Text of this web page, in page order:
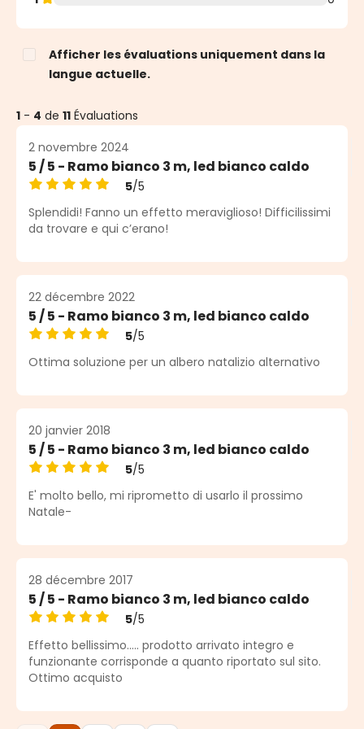
Afficher les évaluations uniquement dans la
langue actuelle.
1 - 4 de 11 Évaluations
2 novembre 2024
5 / 5 - Ramo bianco 3 m, led bianco caldo
Note moyenne de 5 sur 5 étoiles
5/5
Splendidi! Fanno un effetto meraviglioso! Difficilissimi
da trovare e qui c’erano!
22 décembre 2022
5 / 5 - Ramo bianco 3 m, led bianco caldo
Note moyenne de 5 sur 5 étoiles
5/5
Ottima soluzione per un albero natalizio alternativo
20 janvier 2018
5 / 5 - Ramo bianco 3 m, led bianco caldo
Note moyenne de 5 sur 5 étoiles
5/5
E' molto bello, mi riprometto di usarlo il prossimo
Natale-
28 décembre 2017
5 / 5 - Ramo bianco 3 m, led bianco caldo
Note moyenne de 5 sur 5 étoiles
5/5
Effetto bellissimo..... prodotto arrivato integro e
funzionante corrisponde a quanto riportato sul sito.
Ottimo acquisto